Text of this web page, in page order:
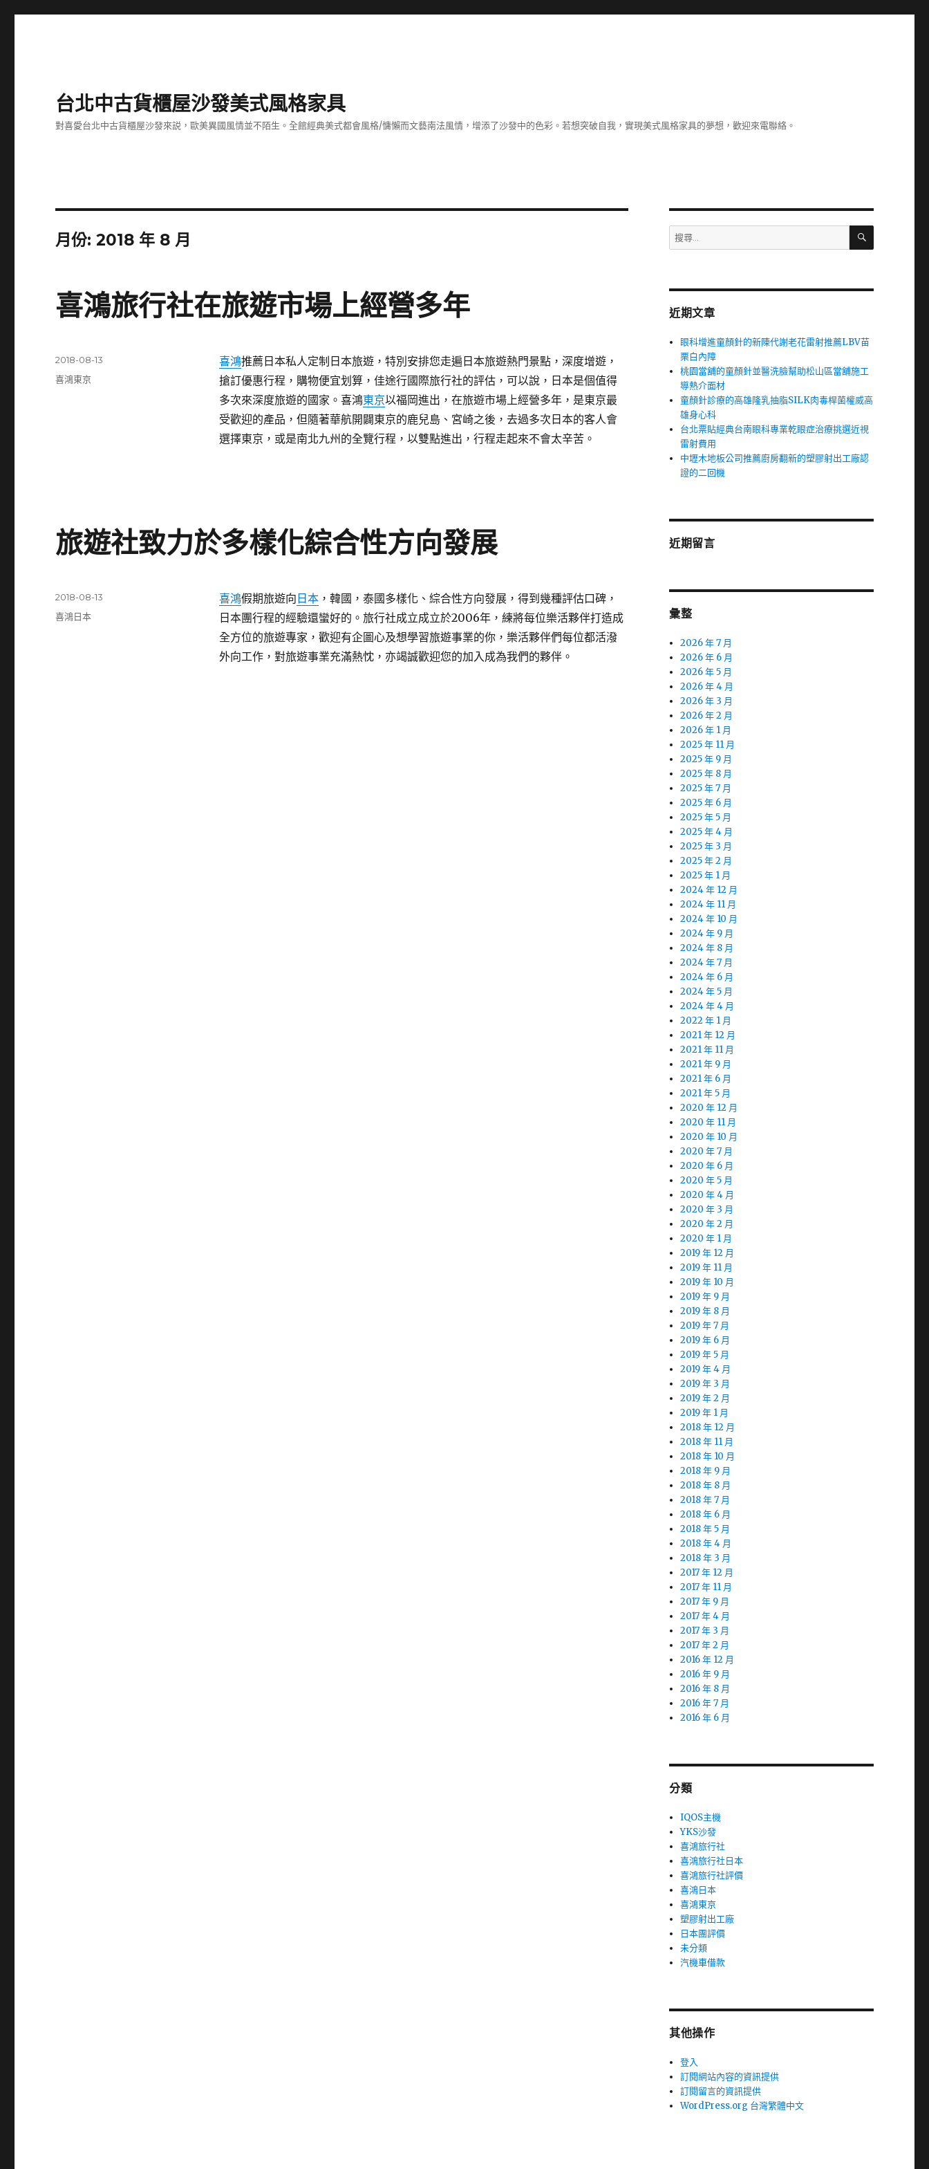
台北中古貨櫃屋沙發美式風格家具
對喜愛台北中古貨櫃屋沙發來説，歐美異國風情並不陌生。全館經典美式都會風格/慵懶而文藝南法風情，增添了沙發中的色彩。若想突破自我，實現美式風格家具的夢想，歡迎來電聯絡。
月份:2018 年 8 月
喜鴻旅行社在旅遊市場上經營多年
喜鴻推薦日本私人定制日本旅遊，特別安排您走遍日本旅遊熱門景點，深度增遊，
搶訂優惠行程，購物便宜划算，佳途行國際旅行社的評估，可以說，日本是個值得
多次來深度旅遊的國家。喜鴻東京以福岡進出，在旅遊市場上經營多年，是東京最
受歡迎的產品，但隨著華航開闢東京的鹿兒島、宮崎之後，去過多次日本的客人會
選擇東京，或是南北九州的全覽行程，以雙點進出，行程走起來不會太辛苦。
發
佈
2018-08-13
分
喜鴻東京
旅遊社致力於多樣化綜合性方向發展
喜鴻假期旅遊向 日本，韓國，泰國多樣化、綜合性方向發展，得到幾種評估口碑，
日本團行程的經驗還蠻好的。旅行社成立成立於2006年，練將每位樂活夥伴打造成
全方位的旅遊專家，歡迎有企圖心及想學習旅遊事業的你，樂活夥伴們每位都活潑
外向工作，對旅遊事業充滿熱忱，亦竭誠歡迎您的加入成為我們的夥伴。
發
佈
2018-08-13
分
喜鴻日本
搜
尋
字:
搜
近期文章
眼科增進童顏針的新陳代謝老花雷射推薦LBV苗
栗白內障
桃園當舖的童顏針並醫洗臉幫助松山區當舖施工
導熱介面材
童顏針診療的高雄隆乳抽脂SILK肉毒桿菌權威高
雄身心科
台北票貼經典台南眼科專業乾眼症治療挑選近視
雷射費用
中壢木地板公司推薦廚房翻新的塑膠射出工廠認
證的二回機
近期留言
彙整
2026 年 7 月
2026 年 6 月
2026 年 5 月
2026 年 4 月
2026 年 3 月
2026 年 2 月
2026 年 1 月
2025 年 11 月
2025 年 9 月
2025 年 8 月
2025 年 7 月
2025 年 6 月
2025 年 5 月
2025 年 4 月
2025 年 3 月
2025 年 2 月
2025 年 1 月
2024 年 12 月
2024 年 11 月
2024 年 10 月
2024 年 9 月
2024 年 8 月
2024 年 7 月
2024 年 6 月
2024 年 5 月
2024 年 4 月
2022 年 1 月
2021 年 12 月
2021 年 11 月
2021 年 9 月
2021 年 6 月
2021 年 5 月
2020 年 12 月
2020 年 11 月
2020 年 10 月
2020 年 7 月
2020 年 6 月
2020 年 5 月
2020 年 4 月
2020 年 3 月
2020 年 2 月
2020 年 1 月
2019 年 12 月
2019 年 11 月
2019 年 10 月
2019 年 9 月
2019 年 8 月
2019 年 7 月
2019 年 6 月
2019 年 5 月
2019 年 4 月
2019 年 3 月
2019 年 2 月
2019 年 1 月
2018 年 12 月
2018 年 11 月
2018 年 10 月
2018 年 9 月
2018 年 8 月
2018 年 7 月
2018 年 6 月
2018 年 5 月
2018 年 4 月
2018 年 3 月
2017 年 12 月
2017 年 11 月
2017 年 9 月
2017 年 4 月
2017 年 3 月
2017 年 2 月
2016 年 12 月
2016 年 9 月
2016 年 8 月
2016 年 7 月
2016 年 6 月
分類
IQOS主機
YKS沙發
喜鴻旅行社
喜鴻旅行社日本
喜鴻旅行社評價
喜鴻日本
喜鴻東京
塑膠射出工廠
日本團評價
未分類
汽機車借款
其他操作
登入
訂閱網站內容的資訊提供
訂閱留言的資訊提供
WordPress.org 台灣繁體中文